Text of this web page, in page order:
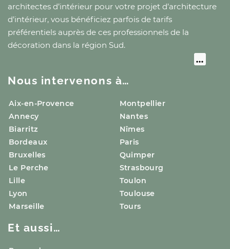
architectes d’intérieur pour votre projet d’architecture
d’intérieur, vous bénéficiez parfois de tarifs
préférentiels auprès de ces professionnels de la
décoration dans la région Sud.
Nous intervenons à…
Aix-en-Provence
Annecy
Biarritz
Bordeaux
Bruxelles
Le Perche
Lille
Lyon
Marseille
Montpellier
Nantes
Nîmes
Paris
Quimper
Strasbourg
Toulon
Toulouse
Tours
Et aussi…